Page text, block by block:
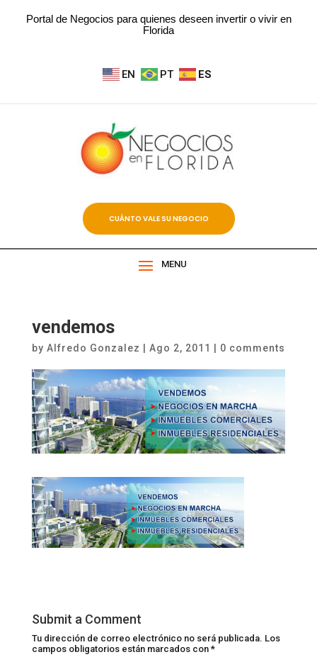
Portal de Negocios para quienes deseen invertir o vivir en
Florida
EN PT ES
CUÁNTO VALE SU NEGOCIO
MENU
vendemos
by Alfredo Gonzalez Ago 2, 2011 0 comments
Submit a Comment
Tu dirección de correo electrónico no será publicada. Los
campos obligatorios están marcados con *